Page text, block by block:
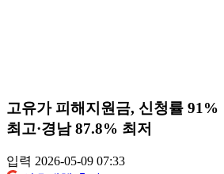
고유가 피해지원금, 신청률
최고·경남 87.8% 최저
입력 2026-05-09 07:33